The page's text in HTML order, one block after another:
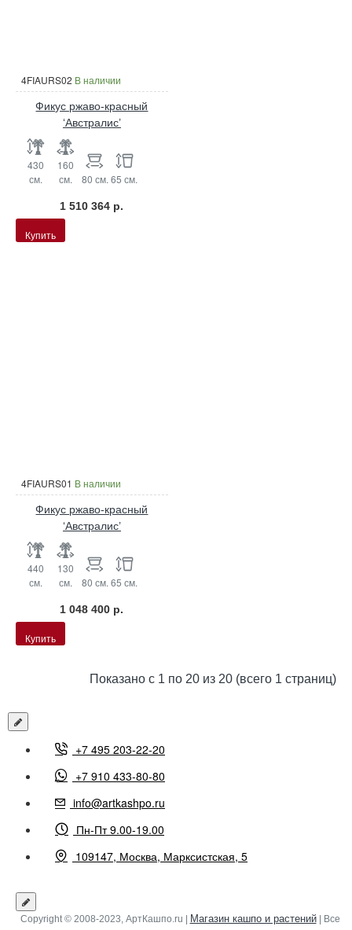
4FIAURS02 В наличии
Фикус ржаво-красный
‘Австралис’
430
см.
160
см.
80 см. 65 см.
1 510 364 р.
Купить
4FIAURS01 В наличии
Фикус ржаво-красный
‘Австралис’
440
см.
130
см.
80 см. 65 см.
1 048 400 р.
Купить
Показано с 1 по 20 из 20 (всего 1 страниц)
+7 495 203-22-20
+7 910 433-80-80
info@artkashpo.ru
Пн-Пт 9.00-19.00
109147, Москва, Марксистская, 5
Copyright © 2008-2023, АртКашпо.ru | Магазин кашпо и растений| Все